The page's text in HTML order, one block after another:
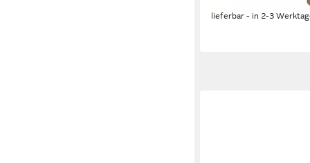
lieferbar - in 2-3